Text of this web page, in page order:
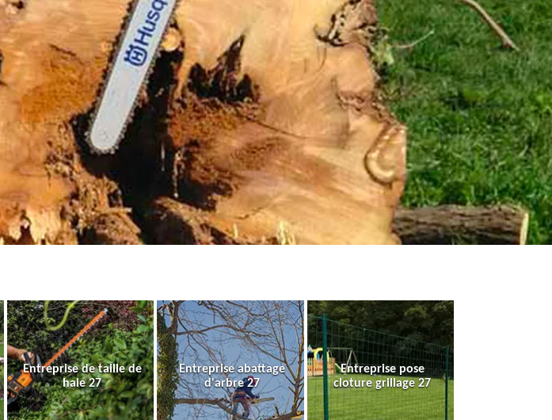
Entreprise de taille de
haie 27
Entreprise abattage
d'arbre 27
Entreprise pose
cloture grillage 27